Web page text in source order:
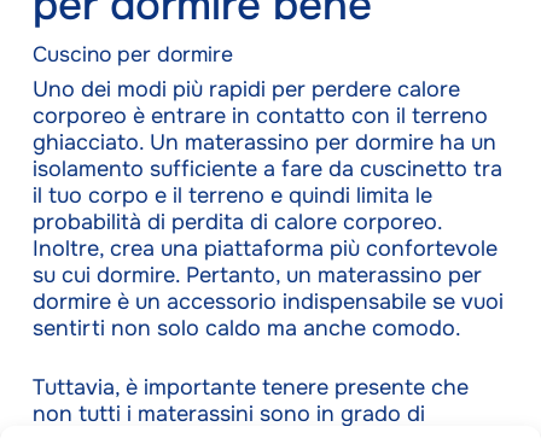
Cuscino per dormire
Uno dei modi più rapidi per perdere calore
corporeo è entrare in contatto con il terreno
ghiacciato. Un materassino per dormire ha un
isolamento sufficiente a fare da cuscinetto tra
il tuo corpo e il terreno e quindi limita le
probabilità di perdita di calore corporeo.
Inoltre, crea una piattaforma più confortevole
su cui dormire. Pertanto, un materassino per
dormire è un accessorio indispensabile se vuoi
sentirti non solo caldo ma anche comodo.
Tuttavia, è importante tenere presente che
non tutti i materassini sono in grado di